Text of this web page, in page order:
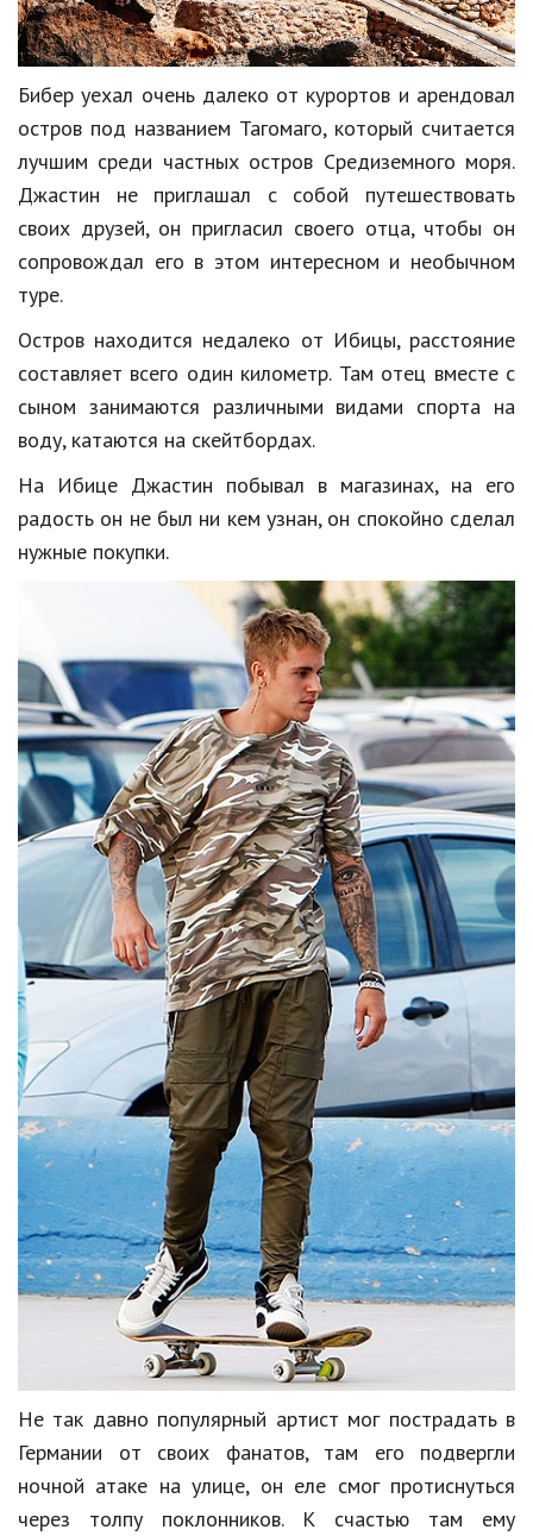
Разное
Работа и бизнес
Животные
Еда и напитки
Праздники и подарки
Кинематограф
Домашние животные
Семья и дети
Путешествия
Строительство
Культура и общество
Хобби и развлечения
Финансы
Юриспруденция
Природа
Образование
Наука и технологии
Бибер уехал очень далеко от курортов и арендовал
остров под названием Тагомаго, который считается
лучшим среди частных остров Средиземного моря.
Джастин не приглашал с собой путешествовать
своих друзей, он пригласил своего отца, чтобы он
сопровождал его в этом интересном и необычном
туре.
Остров находится недалеко от Ибицы, расстояние
составляет всего один километр. Там отец вместе с
сыном занимаются различными видами спорта на
воду, катаются на скейтбордах.
На Ибице Джастин побывал в магазинах, на его
радость он не был ни кем узнан, он спокойно сделал
нужные покупки.
Не так давно популярный артист мог пострадать в
Германии от своих фанатов, там его подвергли
ночной атаке на улице, он еле смог протиснуться
через толпу поклонников. К счастью там ему